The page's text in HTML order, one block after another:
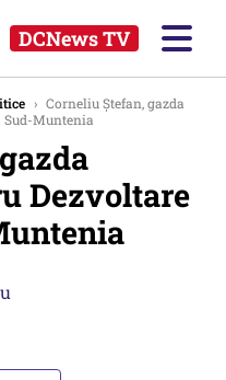
DCNews TV
› Corneliu Ștefan, gazda
Sud-Muntenia
Dezvoltare